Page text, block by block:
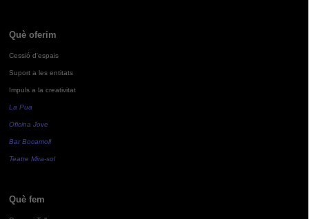
Què oferim
Cessió d'espais
Suport a les entitats
Impuls a la creativitat
La Pua
Oficina Jove
Bar Bocamoll
Teatre Mira-sol
Què fem